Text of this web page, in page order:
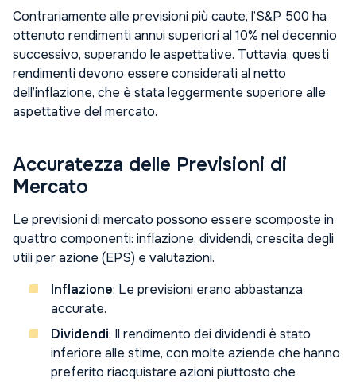
Contrariamente alle previsioni più caute, l’S&P 500 ha
ottenuto rendimenti annui superiori al 10% nel decennio
successivo, superando le aspettative. Tuttavia, questi
rendimenti devono essere considerati al netto
dell’inflazione, che è stata leggermente superiore alle
aspettative del mercato.
Accuratezza delle Previsioni di
Mercato
Le previsioni di mercato possono essere scomposte in
quattro componenti: inflazione, dividendi, crescita degli
utili per azione (EPS) e valutazioni.
Inflazione: Le previsioni erano abbastanza
accurate.
Dividendi: Il rendimento dei dividendi è stato
inferiore alle stime, con molte aziende che hanno
preferito riacquistare azioni piuttosto che